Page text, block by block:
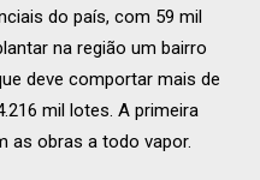
do país, com 59 mil
na região um bairro
deve comportar mais de
mil lotes. A primeira
as obras a todo vapor.